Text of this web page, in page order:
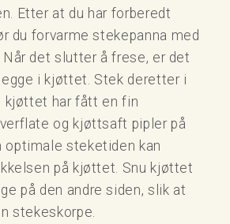
Etter at du har forberedt
du forvarme stekepanna med
det slutter å frese, er det
i kjøttet. Stek deretter i
kjøttet har fått en fin
og kjøttsaft pipler på
optimale steketiden kan
på kjøttet. Snu kjøttet
på den andre siden, slik at
stekeskorpe.